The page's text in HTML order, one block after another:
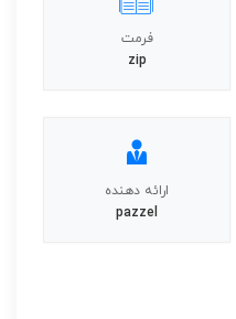
فرمت
zip
ارائه دهنده
pazzel